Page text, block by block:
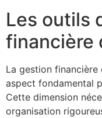
Les outils
financière
La gestion
aspect fondamental
Cette dimension
organisation